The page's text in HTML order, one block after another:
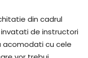
din cadrul
de instructori
acomodati cu cele